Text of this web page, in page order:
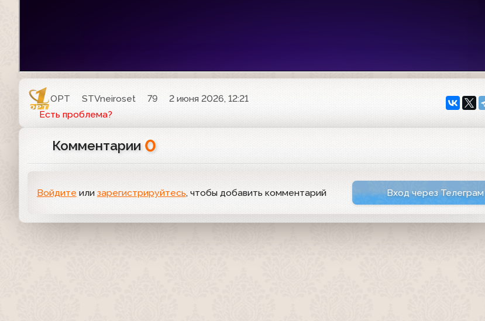
ОРТ STVneiroset 79
2 июня 2026, 12:21
Есть проблема?
Комментарии 0
Войдите или зарегистрируйтесь, чтобы добавить комментарий Вход через Телеграм